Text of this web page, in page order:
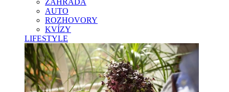
ZÁHRADA
AUTO
ROZHOVORY
KVÍZY
LIFESTYLE